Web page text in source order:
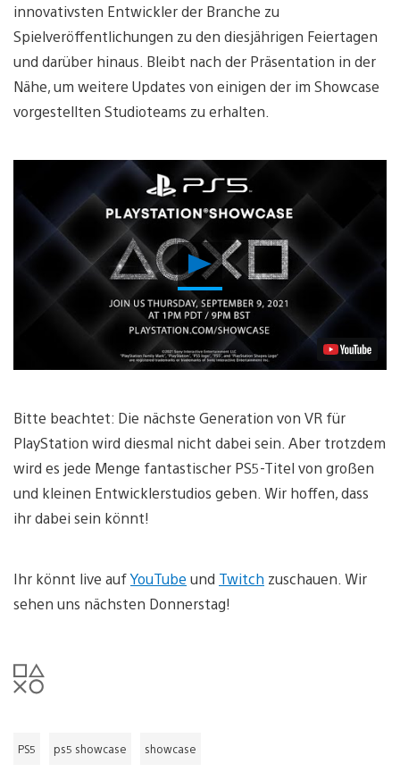
innovativsten Entwickler der Branche zu
Spielveröffentlichungen zu den diesjährigen Feiertagen
und darüber hinaus. Bleibt nach der Präsentation in der
Nähe, um weitere Updates von einigen der im Showcase
vorgestellten Studioteams zu erhalten.
Video
abspielen
Bitte beachtet: Die nächste Generation von VR für
PlayStation wird diesmal nicht dabei sein. Aber trotzdem
wird es jede Menge fantastischer PS5-Titel von großen
und kleinen Entwicklerstudios geben. Wir hoffen, dass
ihr dabei sein könnt!
Ihr könnt live aufYouTube und Twitch zuschauen. Wir
sehen uns nächsten Donnerstag!
PS5 ps5 showcase showcase